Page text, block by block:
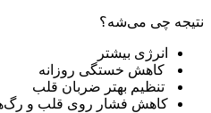
نتیجه چی می‌شه؟
انرژی بیشتر
کاهش خستگی روزانه
تنظیم بهتر ضربان قلب
کاهش فشار روی قلب و